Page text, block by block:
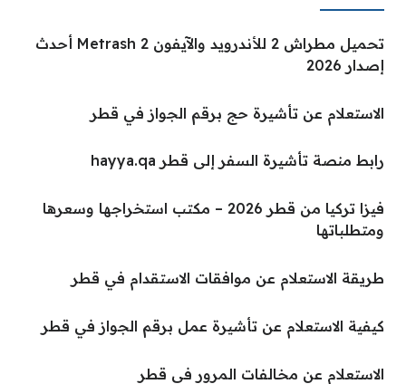
تحميل مطراش 2 للأندرويد والآيفون Metrash 2 أحدث
إصدار 2026
الاستعلام عن تأشيرة حج برقم الجواز في قطر
رابط منصة تأشيرة السفر إلى قطر hayya.qa
فيزا تركيا من قطر 2026 – مكتب استخراجها وسعرها
ومتطلباتها
طريقة الاستعلام عن موافقات الاستقدام في قطر
كيفية الاستعلام عن تأشيرة عمل برقم الجواز في قطر
الاستعلام عن مخالفات المرور في قطر